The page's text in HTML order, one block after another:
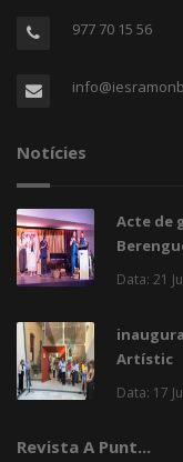
977 70 15 56
Notícies
Acte de
Data: 21
Artístic
Data: 17
Revista A Punt...